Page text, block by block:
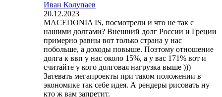
Иван Колупаев
20.12.2023
MACEDONIA IS, посмотрели и что не так с
нашими долгами? Внешний долг России и Греции
примерно равны вот только страна у нас
побольше, а доходы повыше. Поэтому отношение
долга к ввп у нас около 15%, а у вас 171% вот и
считайте у кого долговая нагрузка выше )))
Затевать мегапроекты при таком положении в
экономике так себе идея. А рендеры рисовать ну
кто ж вам запретит.